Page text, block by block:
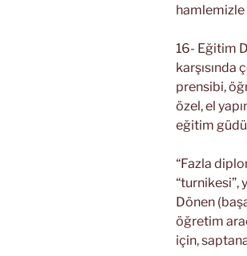
hamlemizle
16- Eğitim
karşısında
prensibi,
özel, el
eğitim
“Fazla
“turnikesi”,
Dönen
öğretim
için,